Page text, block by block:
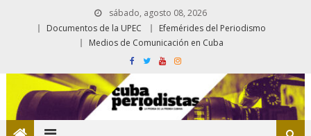
sábado, agosto 08, 2026
Documentos de la UPEC
Efemérides del Periodismo
Medios de Comunicación en Cuba